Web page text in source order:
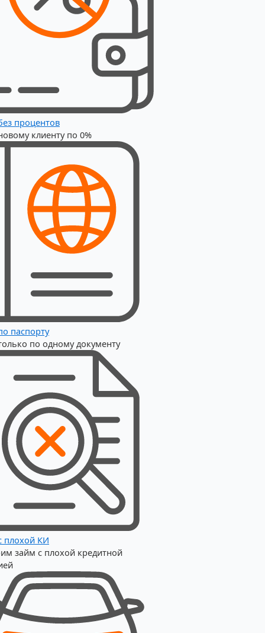
процентов
клиенту по 0%
паспорту
по одному документу
плохой КИ
займ с плохой кредитной